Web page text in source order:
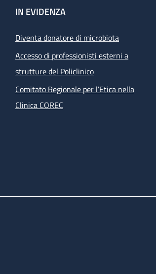
IN EVIDENZA
Diventa donatore di microbiota
Accesso di professionisti esterni a
strutture del Policlinico
Comitato Regionale per l’Etica nella
Clinica COREC